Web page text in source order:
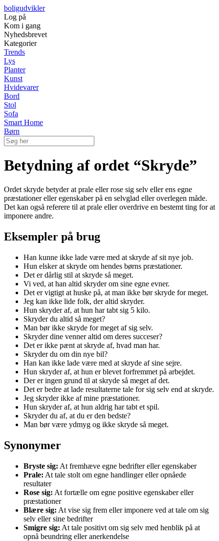
boligudvikler
Log på
Kom i gang
Nyhedsbrevet
Kategorier
Trends
Lys
Planter
Kunst
Hvidevarer
Bord
Stol
Sofa
Smart Home
Børn
Betydning af ordet “Skryde”
Ordet skryde betyder at prale eller rose sig selv eller ens egne
præstationer eller egenskaber på en selvglad eller overlegen måde.
Det kan også referere til at prale eller overdrive en bestemt ting for at
imponere andre.
Eksempler på brug
Han kunne ikke lade være med at skryde af sit nye job.
Hun elsker at skryde om hendes børns præstationer.
Det er dårlig stil at skryde så meget.
Vi ved, at han altid skryder om sine egne evner.
Det er vigtigt at huske på, at man ikke bør skryde for meget.
Jeg kan ikke lide folk, der altid skryder.
Hun skryder af, at hun har tabt sig 5 kilo.
Skryder du altid så meget?
Man bør ikke skryde for meget af sig selv.
Skryder dine venner altid om deres succeser?
Det er ikke pænt at skryde af, hvad man har.
Skryder du om din nye bil?
Han kan ikke lade være med at skryde af sine sejre.
Hun skryder af, at hun er blevet forfremmet på arbejdet.
Der er ingen grund til at skryde så meget af det.
Det er bedre at lade resultaterne tale for sig selv end at skryde.
Jeg skryder ikke af mine præstationer.
Hun skryder af, at hun aldrig har tabt et spil.
Skryder du af, at du er den bedste?
Man bør være ydmyg og ikke skryde så meget.
Synonymer
Bryste sig: At fremhæve egne bedrifter eller egenskaber
Prale: At tale stolt om egne handlinger eller opnåede
resultater
Rose sig: At fortælle om egne positive egenskaber eller
præstationer
Blære sig: At vise sig frem eller imponere ved at tale om sig
selv eller sine bedrifter
Smigre sig: At tale positivt om sig selv med henblik på at
opnå beundring eller anerkendelse